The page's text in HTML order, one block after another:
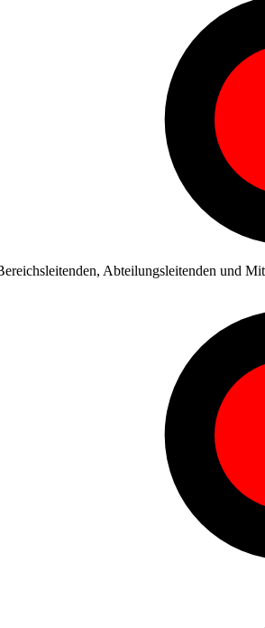
Abteilungsleitenden und